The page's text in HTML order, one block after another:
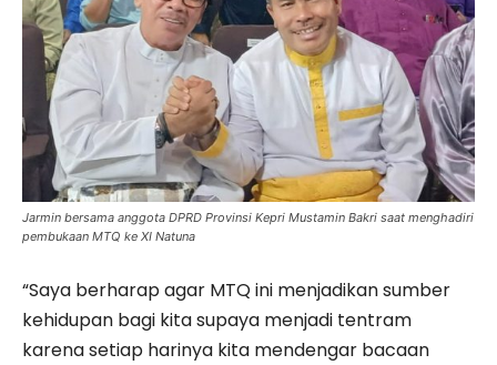
Jarmin bersama anggota DPRD Provinsi Kepri Mustamin Bakri saat menghadiri
pembukaan MTQ ke XI Natuna
“Saya berharap agar MTQ ini menjadikan sumber
kehidupan bagi kita supaya menjadi tentram
karena setiap harinya kita mendengar bacaan